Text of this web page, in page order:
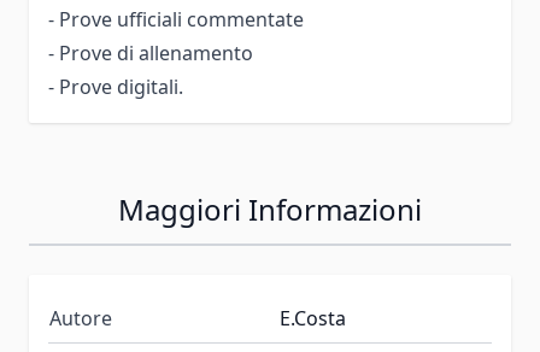
- Prove ufficiali commentate
- Prove di allenamento
- Prove digitali.
Maggiori Informazioni
Autore
E.Costa